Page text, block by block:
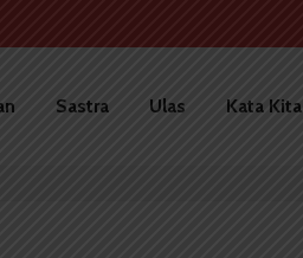
Sastra Ulas Kata Kita